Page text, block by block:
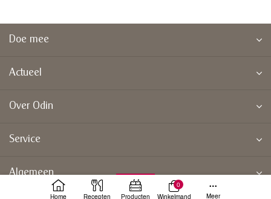
Doe mee
Actueel
Over Odin
Service
Algemeen
Home Recepten Producten
0
Winkelmand
Meer